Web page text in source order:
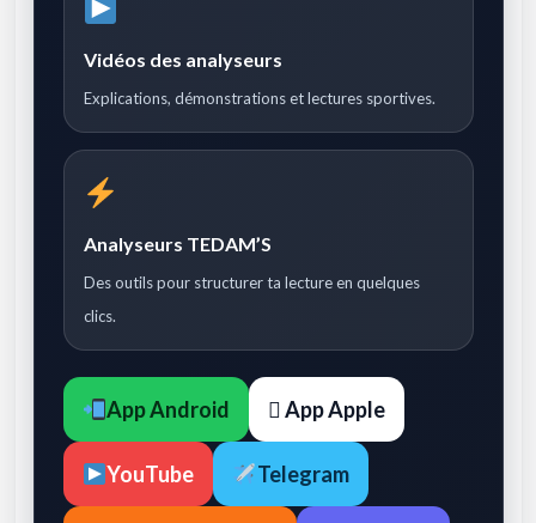
Vidéos des analyseurs
Explications, démonstrations et lectures sportives.
Analyseurs TEDAM’S
Des outils pour structurer ta lecture en quelques
clics.
App Android  App Apple
YouTube Telegram